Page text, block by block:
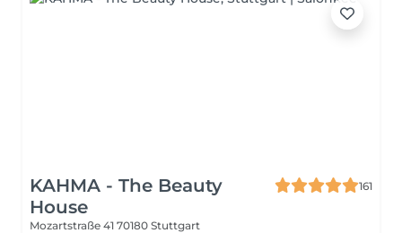
KAHMA - The Beauty
House
161
Mozartstraße 41 70180 Stuttgart